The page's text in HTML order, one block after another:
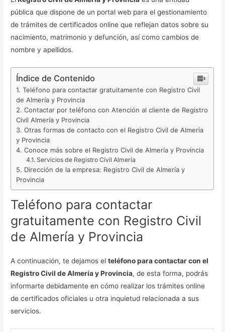
pública que dispone de un portal web para el gestionamiento
de trámites de certificados online que reflejan datos sobre su
nacimiento, matrimonio y defunción, así como cambios de
nombre y apellidos.
Índice de Contenido
Teléfono para contactar gratuitamente con Registro Civil
de Almería y Provincia
Contactar por teléfono con Atención al cliente de Registro
Civil Almería y Provincia
Otras formas de contacto con el Registro Civil de Almería
y Provincia
Conoce más sobre el Registro Civil de Almería y Provincia
Servicios de Registro Civil Almería
Dirección de la empresa: Registro Civil de Almería y
Provincia
Teléfono para contactar
gratuitamente con Registro Civil
de Almería y Provincia
A continuación, te dejamos elteléfono para contactar con el
Registro Civil de Almería y Provincia, de esta forma, podrás
informarte debidamente en cómo realizar los trámites online
de certificados oficiales u otra inquietud relacionada a sus
servicios.